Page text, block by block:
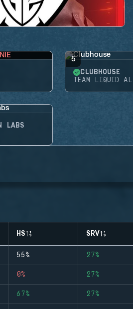
5
CLUBHOUSE
TEAM LIQUID
LABS
HS SRV
55% 27%
0% 27%
67% 27%